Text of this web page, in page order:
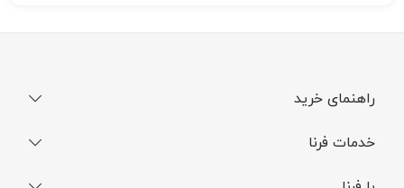
راهنمای خرید
فرایند ارسال سفارش
خدمات فرنا